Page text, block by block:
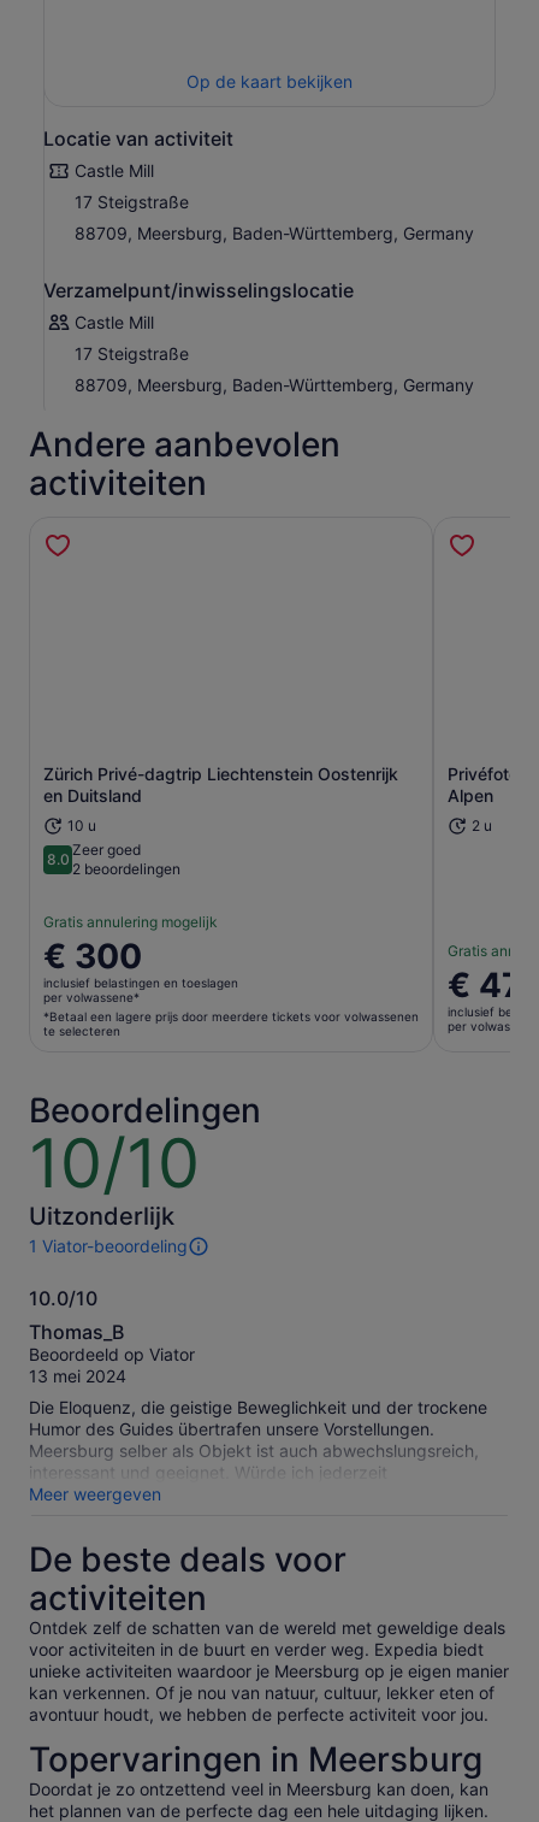
Op de kaart bekijken
Locatie van activiteit
Castle Mill
17 Steigstraße
88709, Meersburg, Baden-Württemberg, Germany
Verzamelpunt/inwisselingslocatie
Castle Mill
17 Steigstraße
88709, Meersburg, Baden-Württemberg, Germany
Andere aanbevolen
activiteiten
Zürich Privé-dagtrip Liechtenstein Oostenrijk
en Duitsland
10 u
8.08.0 van 10
Zeer goed
2 beoordelingen
Gratis annulering mogelijk
De
prijs
is
€ 300
*Betaal
een
lagere
prijs
door
meerdere
tickets
volwassenen
te
selecteren
€ 300
inclusief belastingen en toeslagen
per volwassene*
*Betaal een lagere prijs door meerdere tickets voor volwassenen
te selecteren
Alpen
2 u
Gratis
De
prijs
is
€
inclusief
per volwassene
Beoordelingen
10/10
10
10
Uitzonderlijk
1 Viator-beoordeling
1
van
deze
activiteit.
Meer
informatie
over
onze
geverifieerde
beoordelingen
10.0/10
10.0
van
10
Thomas_B
Beoordeeld op Viator
13 mei 2024
Die Eloquenz, die geistige Beweglichkeit und der trockene
Humor des Guides übertrafen unsere Vorstellungen.
Meersburg selber als Objekt ist auch abwechslungsreich,
interessant und geeignet. Würde ich jederzeit
weiterempfehlen.
Meer weergeven
De beste deals voor
activiteiten
Ontdek zelf de schatten van de wereld met geweldige deals
voor activiteiten in de buurt en verder weg. Expedia biedt
unieke activiteiten waardoor je Meersburg op je eigen manier
kan verkennen. Of je nou van natuur, cultuur, lekker eten of
avontuur houdt, we hebben de perfecte activiteit voor jou.
Topervaringen in Meersburg
Doordat je zo ontzettend veel in Meersburg kan doen, kan
het plannen van de perfecte dag een hele uitdaging lijken.